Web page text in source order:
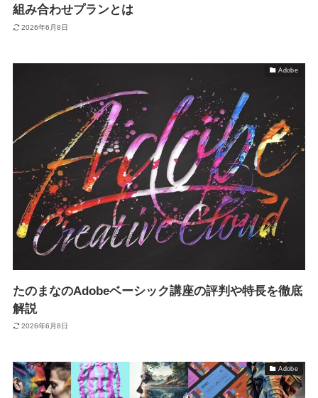
組み合わせプランとは
2026年6月8日
Adobe
たのまなのAdobeベーシック講座の評判や特長を徹底
解説
2026年6月8日
Adobe